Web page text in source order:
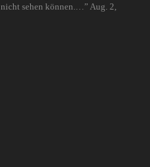
sehen können.… ” Aug. 2,